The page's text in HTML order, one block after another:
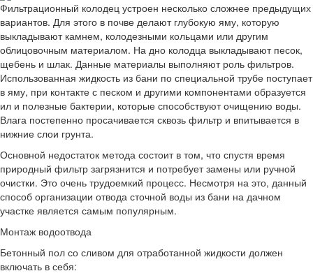
Фильтрационный колодец устроен несколько сложнее предыдущих
вариантов. Для этого в почве делают глубокую яму, которую
выкладывают камнем, колодезными кольцами или другим
облицовочным материалом. На дно колодца выкладывают песок,
щебень и шлак. Данные материалы выполняют роль фильтров.
Использованная жидкость из бани по специальной трубе поступает
в яму, при контакте с песком и другими компонентами образуется
ил и полезные бактерии, которые способствуют очищению воды.
Влага постепенно просачивается сквозь фильтр и впитывается в
нижние слои грунта.
Основной недостаток метода состоит в том, что спустя время
природный фильтр загрязнится и потребует замены или ручной
очистки. Это очень трудоемкий процесс. Несмотря на это, данный
способ организации отвода сточной воды из бани на дачном
участке является самым популярным.
Монтаж водоотвода
Бетонный пол со сливом для отработанной жидкости должен
включать в себя: